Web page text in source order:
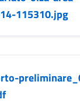
115310.jpg